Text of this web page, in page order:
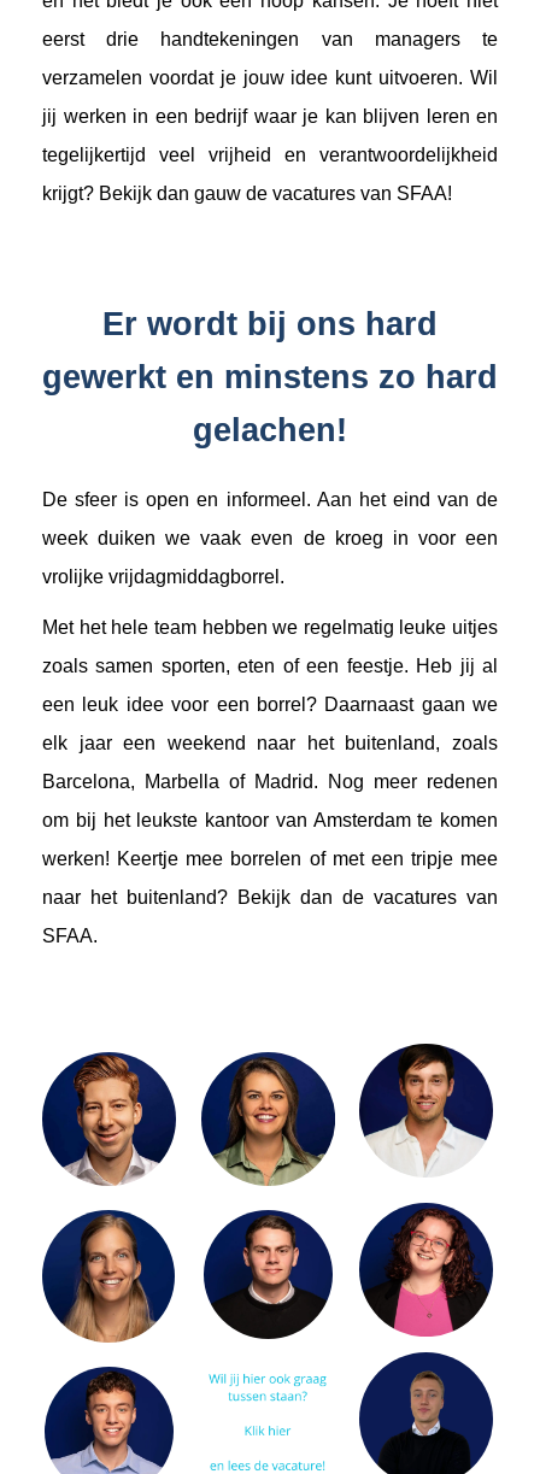
eerst drie handtekeningen van managers te
verzamelen voordat je jouw idee kunt uitvoeren. Wil
jij werken in een bedrijf waar je kan blijven leren en
tegelijkertijd veel vrijheid en verantwoordelijkheid
krijgt? Bekijk dan gauw de vacatures van SFAA!
Er wordt bij ons hard
gewerkt en minstens zo hard
gelachen!
De sfeer is open en informeel. Aan het eind van de
week duiken we vaak even de kroeg in voor een
vrolijke vrijdagmiddagborrel.
Met het hele team hebben we regelmatig leuke uitjes
zoals samen sporten, eten of een feestje. Heb jij al
een leuk idee voor een borrel? Daarnaast gaan we
elk jaar een weekend naar het buitenland, zoals
Barcelona, Marbella of Madrid. Nog meer redenen
om bij het leukste kantoor van Amsterdam te komen
werken! Keertje mee borrelen of met een tripje mee
naar het buitenland? Bekijk dan de vacatures van
SFAA.